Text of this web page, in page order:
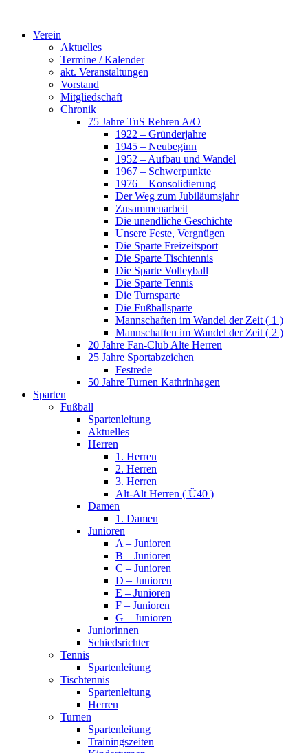
Verein
Aktuelles
Termine / Kalender
akt. Veranstaltungen
Vorstand
Mitgliedschaft
Chronik
75 Jahre TuS Rehren A/O
1922 – Gründerjahre
1945 – Neubeginn
1952 – Aufbau und Wandel
1967 – Schwerpunkte
1976 – Konsolidierung
Der Weg zum Jubiläumsjahr
Zusammenarbeit
Die unendliche Geschichte
Unsere Feste, Vergnügen
Die Sparte Freizeitsport
Die Sparte Tischtennis
Die Sparte Volleyball
Die Sparte Tennis
Die Turnsparte
Die Fußballsparte
Mannschaften im Wandel der Zeit ( 1 )
Mannschaften im Wandel der Zeit ( 2 )
20 Jahre Fan-Club Alte Herren
25 Jahre Sportabzeichen
Festrede
50 Jahre Turnen Kathrinhagen
Sparten
Fußball
Spartenleitung
Aktuelles
Herren
1. Herren
2. Herren
3. Herren
Alt-Alt Herren ( Ü40 )
Damen
1. Damen
Junioren
A – Junioren
B – Junioren
C – Junioren
D – Junioren
E – Junioren
F – Junioren
G – Junioren
Juniorinnen
Schiedsrichter
Tennis
Spartenleitung
Tischtennis
Spartenleitung
Herren
Turnen
Spartenleitung
Trainingszeiten